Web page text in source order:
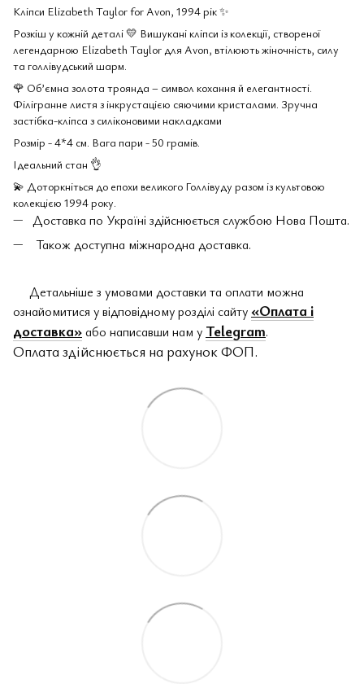
Кліпси Elizabeth Taylor for Avon, 1994 рік ✨
Розкіш у кожній деталі 💛 Вишукані кліпси із колекції, створеної
легендарною Elizabeth Taylor для Avon, втілюють жіночність, силу
та голлівудський шарм.
🌹 Об’ємна золота троянда – символ кохання й елегантності.
Філігранне листя з інкрустацією сяючими кристалами. Зручна
застібка-кліпса з силіконовими накладками
Розмір - 4*4 см. Вага пари - 50 грамів.
Ідеальний стан 👌
💫 Доторкніться до епохи великого Голлівуду разом із культовою
колекцією 1994 року.
Доставка по Україні здійснюється службою Нова Пошта.
Також доступна міжнародна доставка.
Детальніше з умовами доставки та оплати можна
ознайомитися у відповідному розділі сайту«Оплата і
доставка»або написавши нам у Telegram.
Оплата здійснюється на рахунок ФОП.